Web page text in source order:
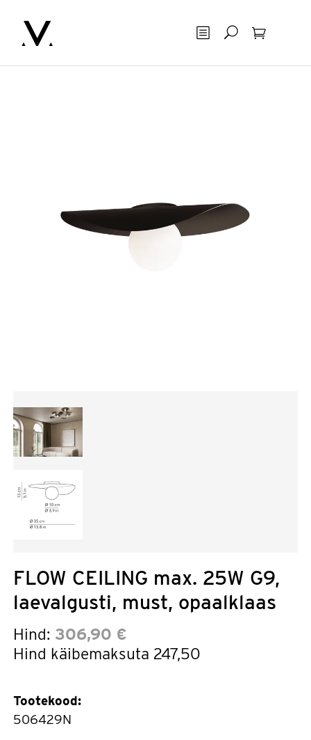
OtsingOstukorv
FLOW CEILING max. 25W G9,
laevalgusti, must, opaalklaas
Hind: 306,90 €
Hind käibemaksuta 247,50
Tootekood:
506429N